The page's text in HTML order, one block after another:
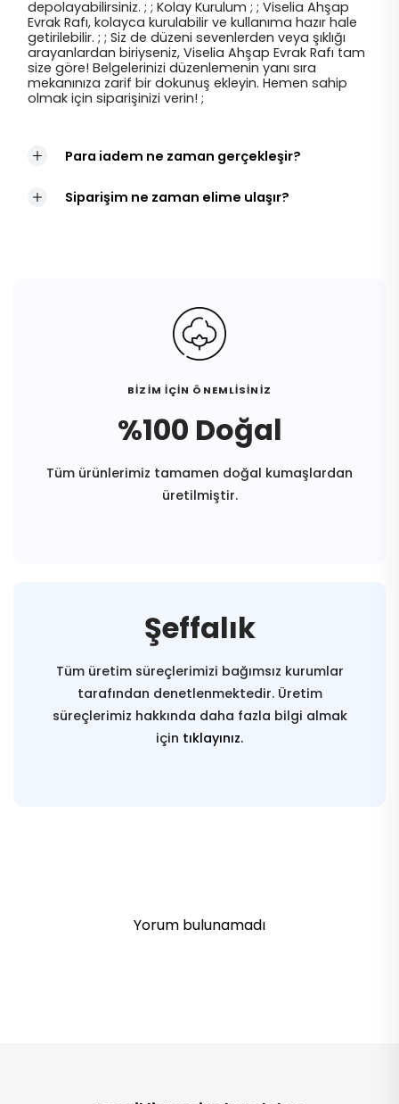
depolayabilirsiniz. ; ; Kolay Kurulum ; ; Viselia Ahşap
Evrak Rafı, kolayca kurulabilir ve kullanıma hazır hale
getirilebilir. ; ; Siz de düzeni sevenlerden veya şıklığı
arayanlardan biriyseniz, Viselia Ahşap Evrak Rafı tam
size göre! Belgelerinizi düzenlemenin yanı sıra
mekanınıza zarif bir dokunuş ekleyin. Hemen sahip
olmak için siparişinizi verin! ;
Para iadem ne zaman gerçekleşir?
Siparişim ne zaman elime ulaşır?
BİZİM İÇİN ÖNEMLİSİNİZ
%100 Doğal
Tüm ürünlerimiz tamamen doğal kumaşlardan
üretilmiştir.
Şeffalık
Tüm üretim süreçlerimizi bağımsız kurumlar
tarafından denetlenmektedir. Üretim
süreçlerimiz hakkında daha fazla bilgi almak
için tıklayınız.
Yorum bulunamadı